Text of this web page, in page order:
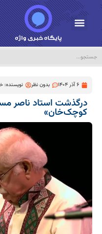
6 آذر 1404 بدون نظر نویسنده:
درگذشت استاد ناصر
کوچک‌خان»